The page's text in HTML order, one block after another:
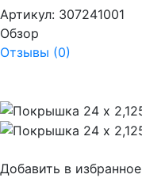
Артикул: 307241001
Обзор
Отзывы (0)
Добавить в избранное